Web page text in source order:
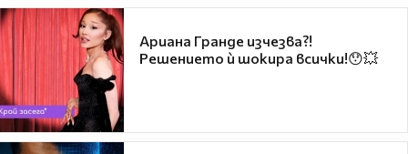
Ариана Гранде изчезва?!
Решението ѝ шокира всички!😯💥